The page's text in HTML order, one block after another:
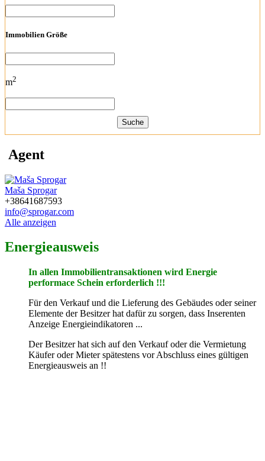
Immobilien Größe
m2
Suche
Agent
Maša Sprogar
+38641687593
info@sprogar.com
Alle anzeigen
Energieausweis
In allen Immobilientransaktionen wird Energie
performace Schein erforderlich !!!
Für den Verkauf und die Lieferung des Gebäudes oder seiner
Elemente der Besitzer hat dafür zu sorgen, dass Inserenten
Anzeige Energieindikatoren ...
Der Besitzer hat sich auf den Verkauf oder die Vermietung
Käufer oder Mieter spätestens vor Abschluss eines gültigen
Energieausweis an !!